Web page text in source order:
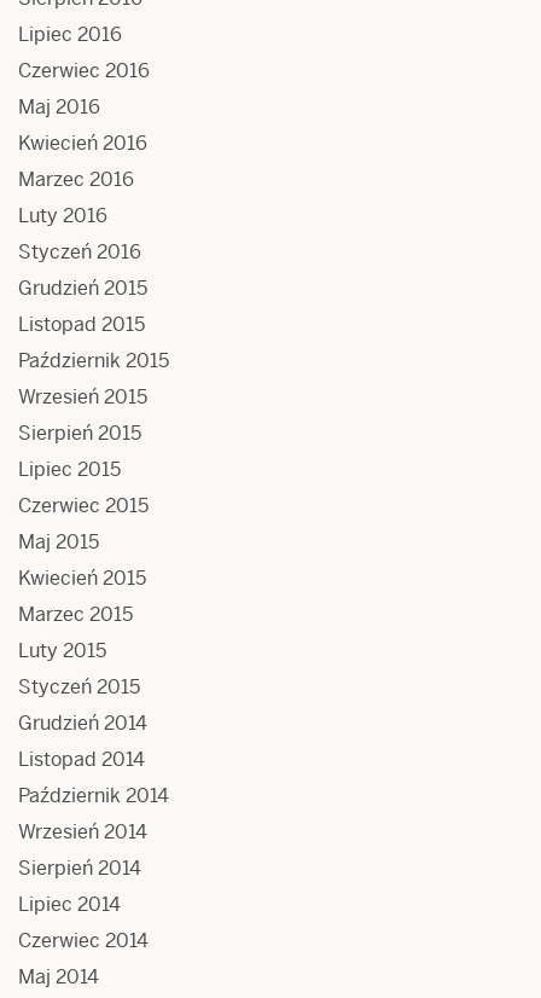
Lipiec 2016
Czerwiec 2016
Maj 2016
Kwiecień 2016
Marzec 2016
Luty 2016
Styczeń 2016
Grudzień 2015
Listopad 2015
Październik 2015
Wrzesień 2015
Sierpień 2015
Lipiec 2015
Czerwiec 2015
Maj 2015
Kwiecień 2015
Marzec 2015
Luty 2015
Styczeń 2015
Grudzień 2014
Listopad 2014
Październik 2014
Wrzesień 2014
Sierpień 2014
Lipiec 2014
Czerwiec 2014
Maj 2014